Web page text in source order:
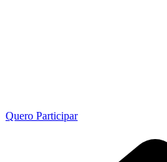
Quero Participar